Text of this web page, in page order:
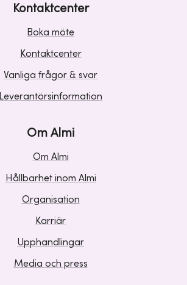
Kontaktcenter
Boka möte
Kontaktcenter
Vanliga frågor & svar
Leverantörsinformation
Om Almi
Om Almi
Hållbarhet inom Almi
Organisation
Karriär
Upphandlingar
Media och press